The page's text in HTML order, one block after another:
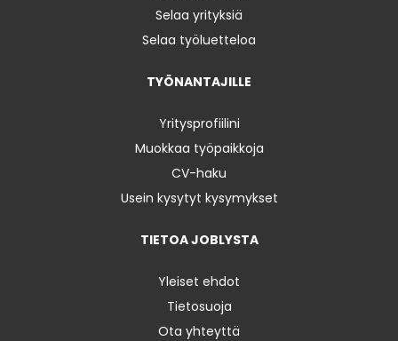
Selaa yrityksiä
Selaa työluetteloa
TYÖNANTAJILLE
Yritysprofiilini
Muokkaa työpaikkoja
CV-haku
Usein kysytyt kysymykset
TIETOA JOBLYSTA
Yleiset ehdot
Tietosuoja
Ota yhteyttä